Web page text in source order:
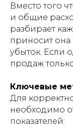
Вместо того
и общие
разбирает
приносит
убыток. Если
продаж
Ключевые
Для
необходимо
показателей: